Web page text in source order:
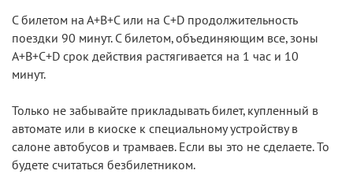
С билетом на А+В+С или на С+D продолжительность
поездки 90 минут. С билетом, объединяющим все, зоны
А+В+С+D срок действия растягивается на 1 час и 10
минут.
Только не забывайте прикладывать билет, купленный в
автомате или в киоске к специальному устройству в
салоне автобусов и трамваев. Если вы это не сделаете. То
будете считаться безбилетником.